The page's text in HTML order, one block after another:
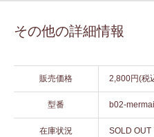
その他の詳細情報
販売価格 2,800円(税
型番 b02-
在庫状況 SOLD OUT